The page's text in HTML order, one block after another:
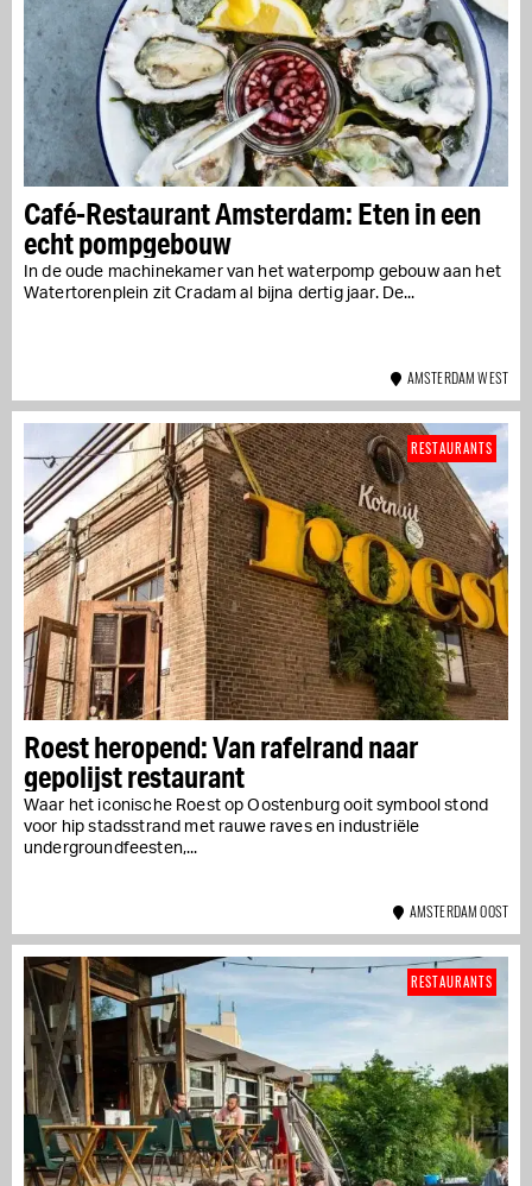
Café-Restaurant Amsterdam: Eten in een
echt pompgebouw
In de oude machinekamer van het waterpomp gebouw aan het
Watertorenplein zit Cradam al bijna dertig jaar. De...
AMSTERDAM WEST
Roest heropend: Van rafelrand naar
gepolijst restaurant
Waar het iconische Roest op Oostenburg ooit symbool stond
voor hip stadsstrand met rauwe raves en industriële
undergroundfeesten,...
RESTAURANTS
AMSTERDAM OOST
RESTAURANTS